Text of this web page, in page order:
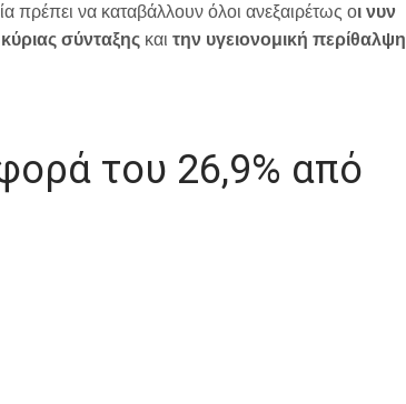
πρέπει να καταβάλλουν όλοι ανεξαιρέτως οι νυν
σύνταξης και την υγειονομική περίθαλψη
του 26,9% από